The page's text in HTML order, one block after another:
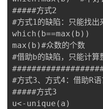
客
论
坛
的
圈
子
我
的
直
播
我
的
活
动
我
的
关
我
的
我
#####方式2
#方式1的缺陷：只能找出
which(b==max(b))
max(b)#众数的个数
#借助b的缺陷，只能计算
#方式3、方式4：借助R
#####方式3
u<-unique(a)